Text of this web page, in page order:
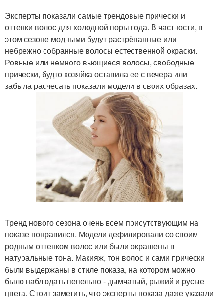
Эксперты показали самые трендовые прически и
оттенки волос для холодной поры года. В частности, в
этом сезоне модными будут растрёпанные или
небрежно собранные волосы естественной окраски.
Ровные или немного вьющиеся волосы, свободные
прически, будто хозяйка оставила ее с вечера или
забыла расчесать показали модели в своих образах.
Тренд нового сезона очень всем присутствующим на
показе понравился. Модели дефилировали со своим
родным оттенком волос или были окрашены в
натуральные тона. Макияж, тон волос и сами прически
были выдержаны в стиле показа, на котором можно
было наблюдать пепельно - дымчатый, рыжий и русые
цвета. Стоит заметить, что эксперты показа даже указали